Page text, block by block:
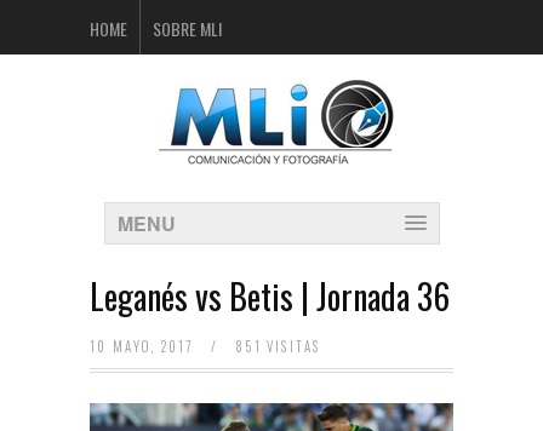
HOME SOBRE MLI
MENU
Leganés vs Betis | Jornada 36
10 MAYO, 2017 / 851 VISITAS